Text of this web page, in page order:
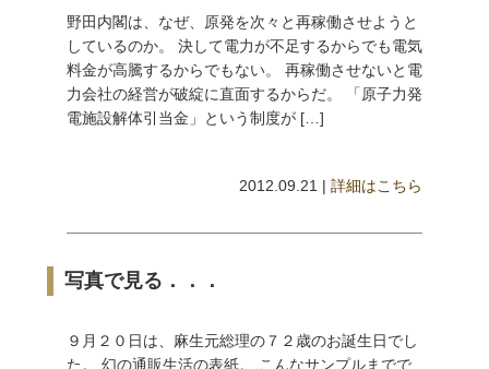
野田内閣は、なぜ、原発を次々と再稼働させようと
しているのか。 決して電力が不足するからでも電気
料金が高騰するからでもない。 再稼働させないと電
力会社の経営が破綻に直面するからだ。 「原子力発
電施設解体引当金」という制度が […]
2012.09.21 |詳細はこちら
写真で見る．．．
９月２０日は、麻生元総理の７２歳のお誕生日でし
た。 幻の通販生活の表紙。 こんなサンプルまでで